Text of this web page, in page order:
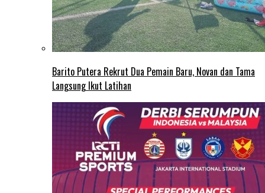
Barito Putera Rekrut Dua Pemain Baru, Novan dan Tama
Langsung Ikut Latihan